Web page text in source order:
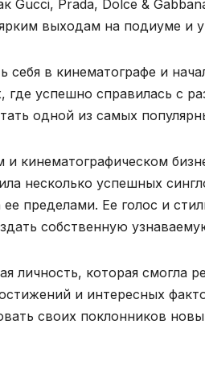
Gucci, Prada, Dolce &
выходам на подиуме и
в кинематографе и
где успешно справилась с
одной из самых
кинематографическом
несколько успешных
пределами. Ее голос и
собственную
личность, которая смогла
и интересных
своих поклонников